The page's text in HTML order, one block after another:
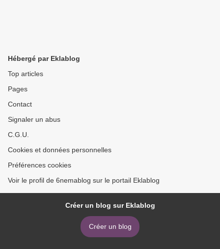
Hébergé par Eklablog
Top articles
Pages
Contact
Signaler un abus
C.G.U.
Cookies et données personnelles
Préférences cookies
Voir le profil de 6nemablog sur le portail Eklablog
Créer un blog sur Eklablog
Créer un blog